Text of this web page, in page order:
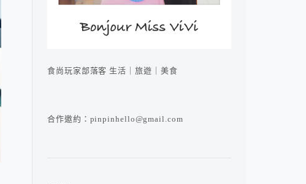
食尚玩家部落客 生活｜旅遊｜美食
合作邀約：pinpinhello@gmail.com